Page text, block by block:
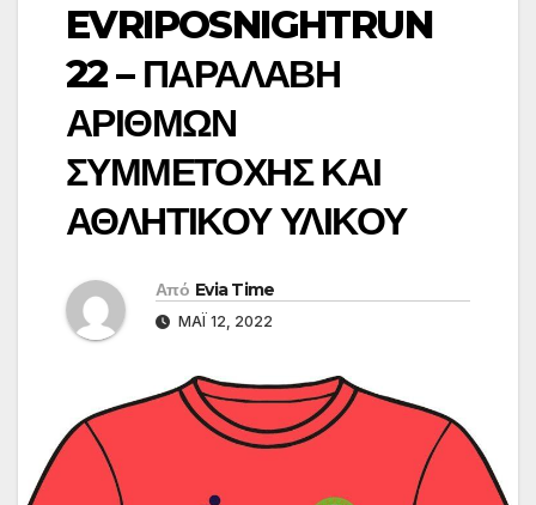
EVRIPOSNIGHTRUN
22 – ΠΑΡΑΛΑΒΗ
ΑΡΙΘΜΩΝ
ΣΥΜΜΕΤΟΧΗΣ ΚΑΙ
ΑΘΛΗΤΙΚΟΥ ΥΛΙΚΟΥ
Από Evia Time
ΜΆΙ 12, 2022